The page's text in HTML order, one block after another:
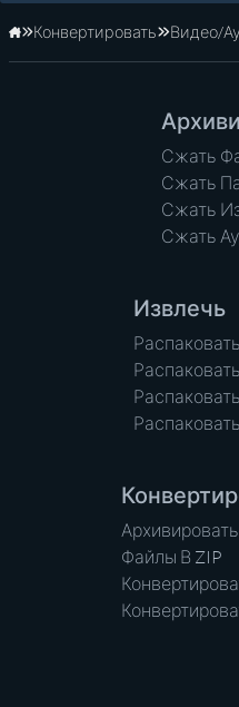
Главная
Конвертировать Видео/
Сжать
Сжать
Сжать
Сжать
Извлечь
Файлы В ZIP